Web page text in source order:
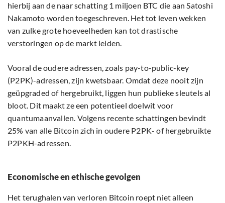
hierbij aan de naar schatting 1 miljoen BTC die aan Satoshi
Nakamoto worden toegeschreven. Het tot leven wekken
van zulke grote hoeveelheden kan tot drastische
verstoringen op de markt leiden.
Vooral de oudere adressen, zoals pay-to-public-key
(P2PK)-adressen, zijn kwetsbaar. Omdat deze nooit zijn
geüpgraded of hergebruikt, liggen hun publieke sleutels al
bloot. Dit maakt ze een potentieel doelwit voor
quantumaanvallen. Volgens recente schattingen bevindt
25% van alle Bitcoin zich in oudere P2PK- of hergebruikte
P2PKH-adressen.
Economische en ethische gevolgen
Het terughalen van verloren Bitcoin roept niet alleen